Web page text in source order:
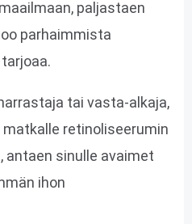
paljastaen
parhaimmista
tai vasta-alkaja,
retinoliseerumin
antaen sinulle avaimet
ihon